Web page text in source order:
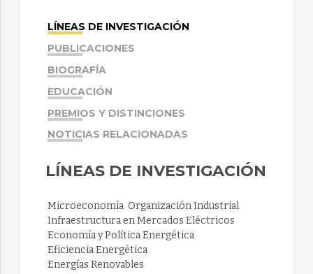
LÍNEAS DE INVESTIGACIÓN
PUBLICACIONES
BIOGRAFÍA
EDUCACIÓN
PREMIOS Y DISTINCIONES
NOTICIAS RELACIONADAS
LÍNEAS DE INVESTIGACIÓN
 Microeconomía  Organización Industrial
 Infraestructura en Mercados Eléctricos
 Economía y Política Energética
 Eficiencia Energética
 Energías Renovables